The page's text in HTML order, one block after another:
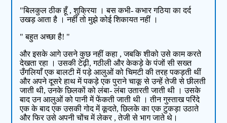
"बिलकुल ठीक हूँ , शुक्रिया । बस कभी- कभार गठिया का दर्द
उखड़ आता है । नहीं तो मुझे कोई शिकायत नहीं ।
" बहुत अच्छा है! "
और इसके आगे उसने कुछ नहीं कहा , जबकि शीको उसे काम करते
देखता रहा । उसकी टेढ़ी, गठीली और केकड़े के पंजों सी सख्त
उँगलियाँ एक बालटी में पड़े आलुओं को चिमटी की तरह पकड़ती थीं
और अपने दूसरे हाथ में पकड़े एक पुराने चाकू से उन्हें तेजी से छीलती
जाती थी, उनके छिलकों को लंबा- लंबा उतारती जाती थी । उसके
बाद उन आलुओं को पानी में फेंकती जाती थी । तीन गुस्ताख परिंदे
एक के बाद एक उसकी गोद में कूदते, छिलके का एक टुकड़ा उठाते
और फिर उसे अपनी चोंच में लेकर , तेजी से भाग जाते थे।